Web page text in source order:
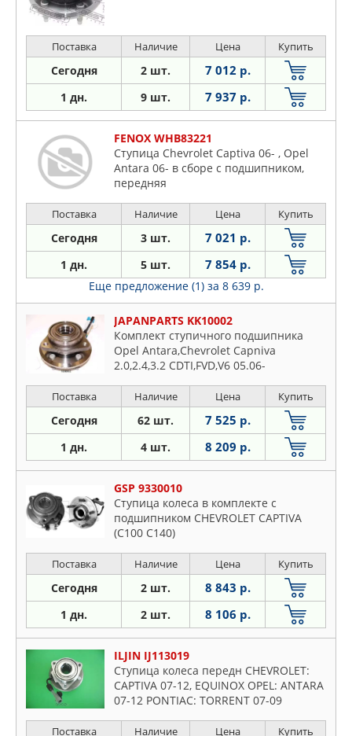
Поставка Наличие Цена Купить
Сегодня 2 шт. 7 012 р.
1 дн. 9 шт. 7 937 р.
FENOX WHB83221
Ступица Chevrolet Captiva 06- , Opel
Antara 06- в сборе с подшипником,
передняя
Поставка Наличие Цена Купить
Сегодня 3 шт. 7 021 р.
1 дн. 5 шт. 7 854 р.
Еще предложение (1) за 8 639 р.
JAPANPARTS KK10002
Комплект ступичного подшипника
Opel Antara,Chevrolet Capniva
2.0,2.4,3.2 CDTI,FVD,V6 05.06-
Поставка Наличие Цена Купить
Сегодня 62 шт. 7 525 р.
1 дн. 4 шт. 8 209 р.
GSP 9330010
Ступица колеса в комплекте с
подшипником CHEVROLET CAPTIVA
(C100 C140)
Поставка Наличие Цена Купить
Сегодня 2 шт. 8 843 р.
1 дн. 2 шт. 8 106 р.
ILJIN IJ113019
Ступица колеса передн CHEVROLET:
CAPTIVA 07-12, EQUINOX OPEL: ANTARA
07-12 PONTIAC: TORRENT 07-09
Поставка Наличие Цена Купить